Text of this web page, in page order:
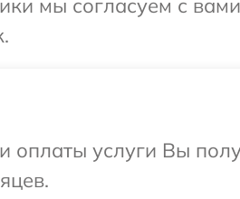
мы согласуем с
оплаты услуги Вы